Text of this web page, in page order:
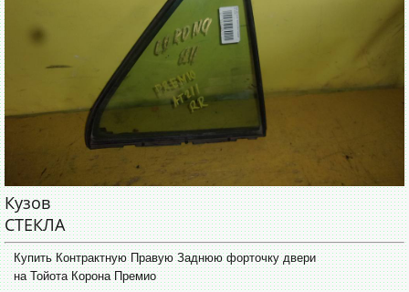
Кузов
СТЕКЛА
Купить Контрактную Правую Заднюю форточку двери
на Тойота Корона Премио